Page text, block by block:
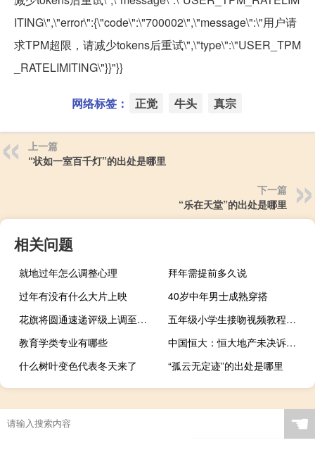
ITING\",\"error\":{\"code\":\"700002\",\"message\":\"用户请
求TPM超限，请减少tokens后重试\",\"type\":\"USER_TPM
_RATELIMITING\"}}"}}
网络标签： 正觉 牛头 真宗
上一篇
“状如一室百千灯”的出处是哪里
下一篇
“乐在天堂”的出处是哪里
相关问题
就地过年怎么调整心理
拜年需提前多久说
过年有没有什么大片上映
40岁中年男士成熟穿搭
花旗将圆通速递评级上调至买进目标价16.70元人民币
五年级小学生接吻视频教程（五年级小学生接吻视频）
教育学类专业有哪些
中国恒大：恒大地产未决诉讼案件累计标的约4534.17亿元
什么树叶变色代表冬天来了
“孤云无定迹”的出处是哪里
☚